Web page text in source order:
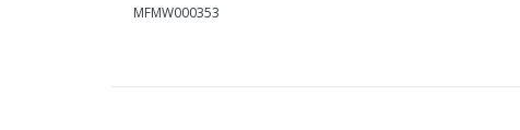
MFMW000353